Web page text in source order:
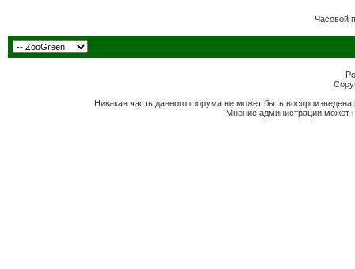
Часовой
Никакая часть данного форума не может быть
Мнение администрации может